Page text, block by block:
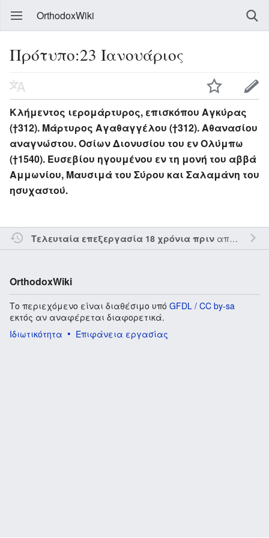
OrthodoxWiki
Πρότυπο:23 Ιανουάριος
Κλήμεντος ιερομάρτυρος, επισκόπου Αγκύρας
(†312). Μάρτυρος Αγαθαγγέλου (†312). Αθανασίου
αναγνώστου. Οσίων Διονυσίου του εν Ολύμπω
(†1540). Ευσεβίου ηγουμένου εν τη μονή του αββά
Αμμωνίου, Μαυσιμά του Σύρου και Σαλαμάνη του
ησυχαστού.
Τελευταία επεξεργασία 18 χρόνια πριναπό τον την
OrthodoxWiki
Το περιεχόμενο είναι διαθέσιμο υπό GFDL / CC by-sa
εκτός αν αναφέρεται διαφορετικά.
Ιδιωτικότητα
Επιφάνεια εργασίας